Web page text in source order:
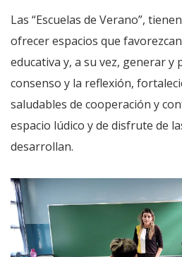
Las “Escuelas de Verano”,
ofrecer espacios que
educativa y, a su vez, generar y
consenso y la reflexión,
saludables de cooperación y
espacio lúdico y de disfrute de
desarrollan.